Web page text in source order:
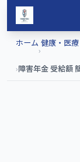
メインコンテンツ
ホーム
›
健康・医療
›障害年金 受給額